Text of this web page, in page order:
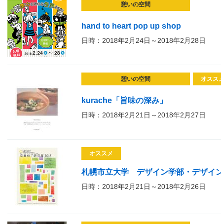
憩いの空間
hand to heart pop up shop
日時：2018年2月24日～2018年2月28日
憩いの空間 オスス
kurache「旨味の深み」
日時：2018年2月21日～2018年2月27日
オススメ
札幌市立大学 デザイン学部・デザ
日時：2018年2月21日～2018年2月26日